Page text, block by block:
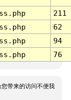
211
62
94
76
带来的访问不便我